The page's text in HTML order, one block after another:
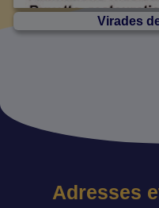
Virades
Adresses